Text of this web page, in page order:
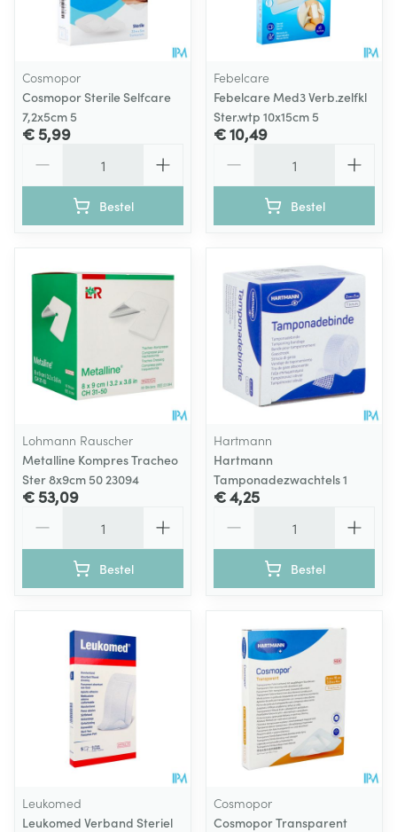
Cosmopor
Cosmopor Sterile Selfcare
7,2x5cm 5
€ 5,99
Bestel
Febelcare
Febelcare Med3 Verb.zelfkl
Ster.wtp 10x15cm 5
€ 10,49
Bestel
Lohmann Rauscher
Metalline Kompres Tracheo
Ster 8x9cm 50 23094
€ 53,09
Bestel
Hartmann
Hartmann
Tamponadezwachtels 1
€ 4,25
Bestel
Leukomed
Leukomed Verband Steriel
Cosmopor
Cosmopor Transparent